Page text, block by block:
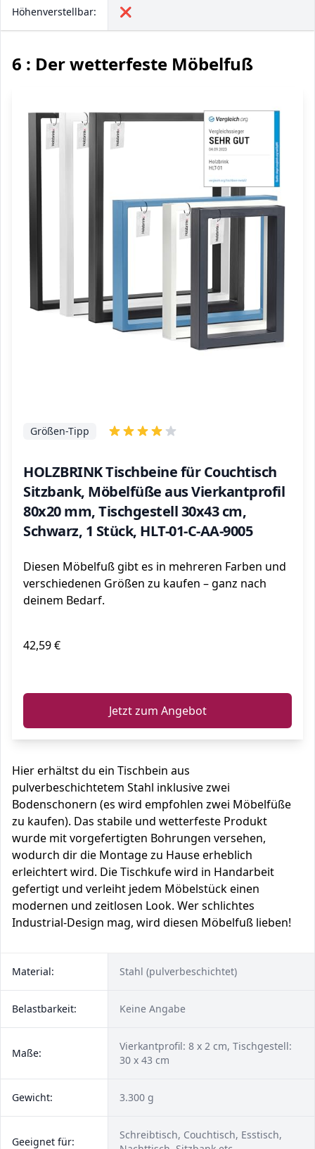
Höhenverstellbar: ❌
6 : Der wetterfeste Möbelfuß
HOLZBRINK Tischbeine für Couchtisch
Sitzbank, Möbelfüße aus Vierkantprofil
80x20 mm, Tischgestell 30x43 cm,
Schwarz, 1 Stück, HLT-01-C-AA-9005
Größen-Tipp
Diesen Möbelfuß gibt es in mehreren Farben und
verschiedenen Größen zu kaufen – ganz nach
deinem Bedarf.
42,59 €
Jetzt zum Angebot
Hier erhältst du ein Tischbein aus
pulverbeschichtetem Stahl inklusive zwei
Bodenschonern (es wird empfohlen zwei Möbelfüße
zu kaufen). Das stabile und wetterfeste Produkt
wurde mit vorgefertigten Bohrungen versehen,
wodurch dir die Montage zu Hause erheblich
erleichtert wird. Die Tischkufe wird in Handarbeit
gefertigt und verleiht jedem Möbelstück einen
modernen und zeitlosen Look. Wer schlichtes
Industrial-Design mag, wird diesen Möbelfuß lieben!
Material: Stahl (pulverbeschichtet)
Belastbarkeit: Keine Angabe
Maße:
Vierkantprofil: 8 x 2 cm, Tischgestell:
30 x 43 cm
Gewicht: 3.300 g
Geeignet für:
Schreibtisch, Couchtisch, Esstisch,